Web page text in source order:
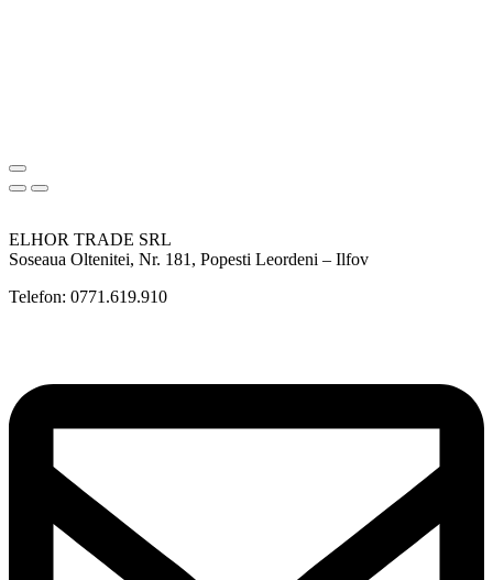
ELHOR TRADE SRL
Soseaua Oltenitei, Nr. 181, Popesti Leordeni – Ilfov
Telefon: 0771.619.910